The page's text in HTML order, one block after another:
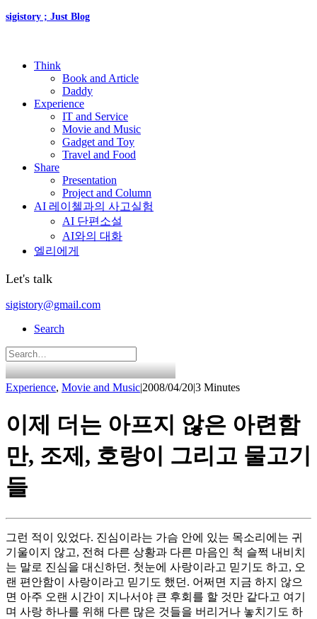
sigistory ; Just Blog
Think
Book and Article
Daddy
Experience
IT and Service
Movie and Music
Gadget and Toy
Travel and Food
Share
Presentation
Project and Column
AI 레이첼과의 사고실험
AI 단편소설
AI와의 대화
엘리에게
Let's talk
sigistory@gmail.com
Search
Experience, Movie and Music|2008/04/20|3 Minutes
이제 더는 아프지 않은 아련함
만, 조제, 호랑이 그리고 물고기
들
그런 적이 있었다. 진심이라는 가슴 안에 있는 목소리에는 귀
기울이지 않고, 전혀 다른 상황과 다른 마음인 척 슬쩍 내비치
는 말로 진심을 대신하던. 첫눈에 사랑이라고 믿기도 하고, 오
랜 편안함이 사랑이라고 믿기도 했던. 어쩌면 지금 하지 않으
면 아주 오랜 시간이 지나서야 큰 후회를 할 것만 같다고 여기
며 사랑 하나를 위해 다른 많은 것들을 버리거나 놓치기도 하